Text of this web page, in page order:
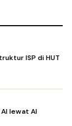
ISP di HUT
lewat AI